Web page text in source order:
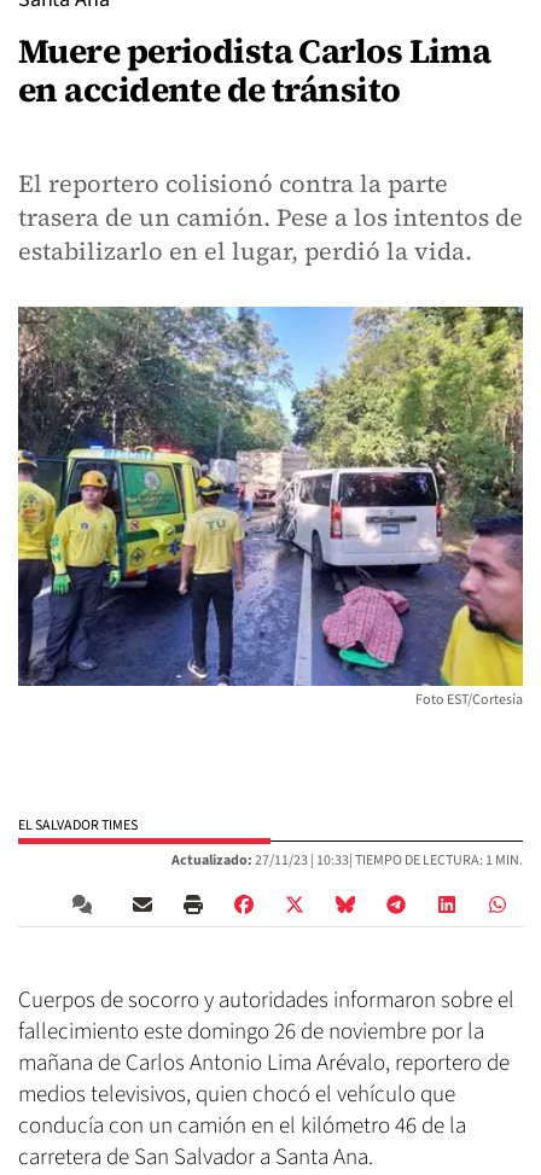
Muere periodista Carlos Lima
en accidente de tránsito
El reportero colisionó contra la parte
trasera de un camión. Pese a los intentos de
estabilizarlo en el lugar, perdió la vida.
Foto EST/Cortesía
EL SALVADOR TIMES
Actualizado:27/11/23 | 10:33| TIEMPO DE LECTURA: 1 MIN.
Cuerpos de socorro y autoridades informaron sobre el
fallecimiento este domingo 26 de noviembre por la
mañana de Carlos Antonio Lima Arévalo, reportero de
medios televisivos, quien chocó el vehículo que
conducía con un camión en el kilómetro 46 de la
carretera de San Salvador a Santa Ana.